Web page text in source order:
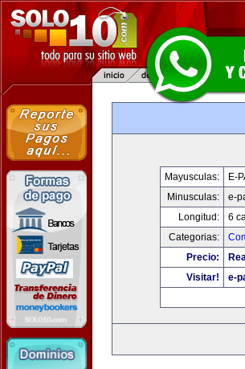
Mayusculas:
E-
Minusculas:
e-
Longitud:
6
Categorias:
Precio:
Visitar!
e-